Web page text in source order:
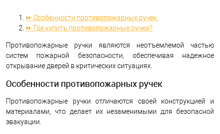
⏩ Особенности противопожарных ручек.
⏩ Где купить противопожарные ручки?
Противопожарные ручки являются неотъемлемой частью
систем пожарной безопасности, обеспечивая надежное
открывание дверей в критических ситуациях.
Особенности противопожарных ручек
Противопожарные ручки отличаются своей конструкцией и
материалами, что делает их незаменимыми для безопасной
эвакуации.